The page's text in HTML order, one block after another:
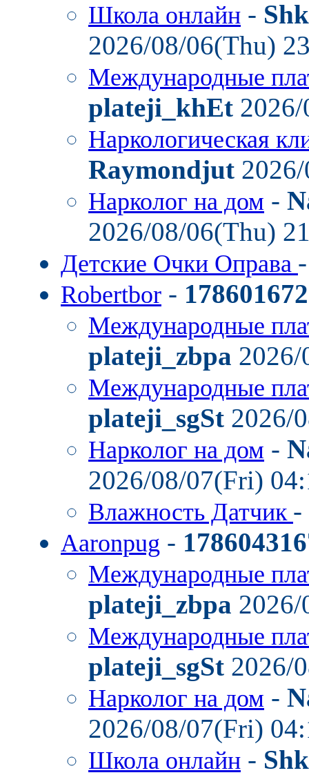
Школа онлайн -
2026/08/06(Thu)
Международные
plateji_khEt
Наркологическая
Raymondjut
Нарколог на дом -
2026/08/06(Thu)
Детские Очки Оправа
Robertbor -
Международные
plateji_zbpa
Международные
plateji_sgSt 2026/
Нарколог на дом -
2026/08/07(Fri)
Влажность Датчик -
Aaronpug -
Международные
plateji_zbpa
Международные
plateji_sgSt 2026/
Нарколог на дом -
2026/08/07(Fri)
Школа онлайн -